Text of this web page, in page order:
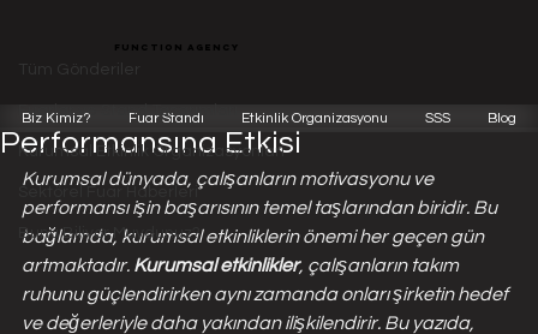
function agency
Biz Kimiz? Fuar Standı Etkinlik Organizasyonu SSS Blog
Tüm Gönderiler
Fuarlar ve Stand Tasarımları
Kurumsal Etkinlik Organizasyonları
Sektörel Fuar Haberleri
Bunu Biliyor Muydunuz?
Kurumsal Etkinliklerin Çalışan
Performansına Etkisi
Kurumsal dünyada, çalışanların motivasyonu ve
performansı işin başarısının temel taşlarından biridir. Bu
bağlamda, kurumsal etkinliklerin önemi her geçen gün
artmaktadır. Kurumsal etkinlikler, çalışanların takım
ruhunu güçlendirirken aynı zamanda onları şirketin hedef
ve değerleriyle daha yakından ilişkilendirir. Bu yazıda,